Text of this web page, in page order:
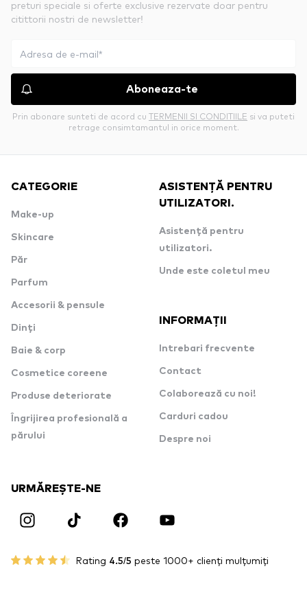
preturi speciale si oferte exclusive rezervate doar pentru
citittorii nostri de newsletter!
Aboneaza-te
Prin abonare sunteti de acord cu TERMENII SI CONDITIILE si va puteti
retrage consimtamantul in orice moment.
CATEGORIE
Make-up
Skincare
Păr
Parfum
Accesorii & pensule
Dinți
Baie & corp
Cosmetice coreene
Produse deteriorate
Îngrijirea profesională a
părului
ASISTENȚĂ PENTRU
UTILIZATORI.
Asistență pentru
utilizatori.
Unde este coletul meu
INFORMAȚII
Intrebari frecvente
Contact
Colaborează cu noi!
Carduri cadou
Despre noi
URMĂREȘTE-NE
Rating 4.5/5 peste 1000+ clienți mulțumiți